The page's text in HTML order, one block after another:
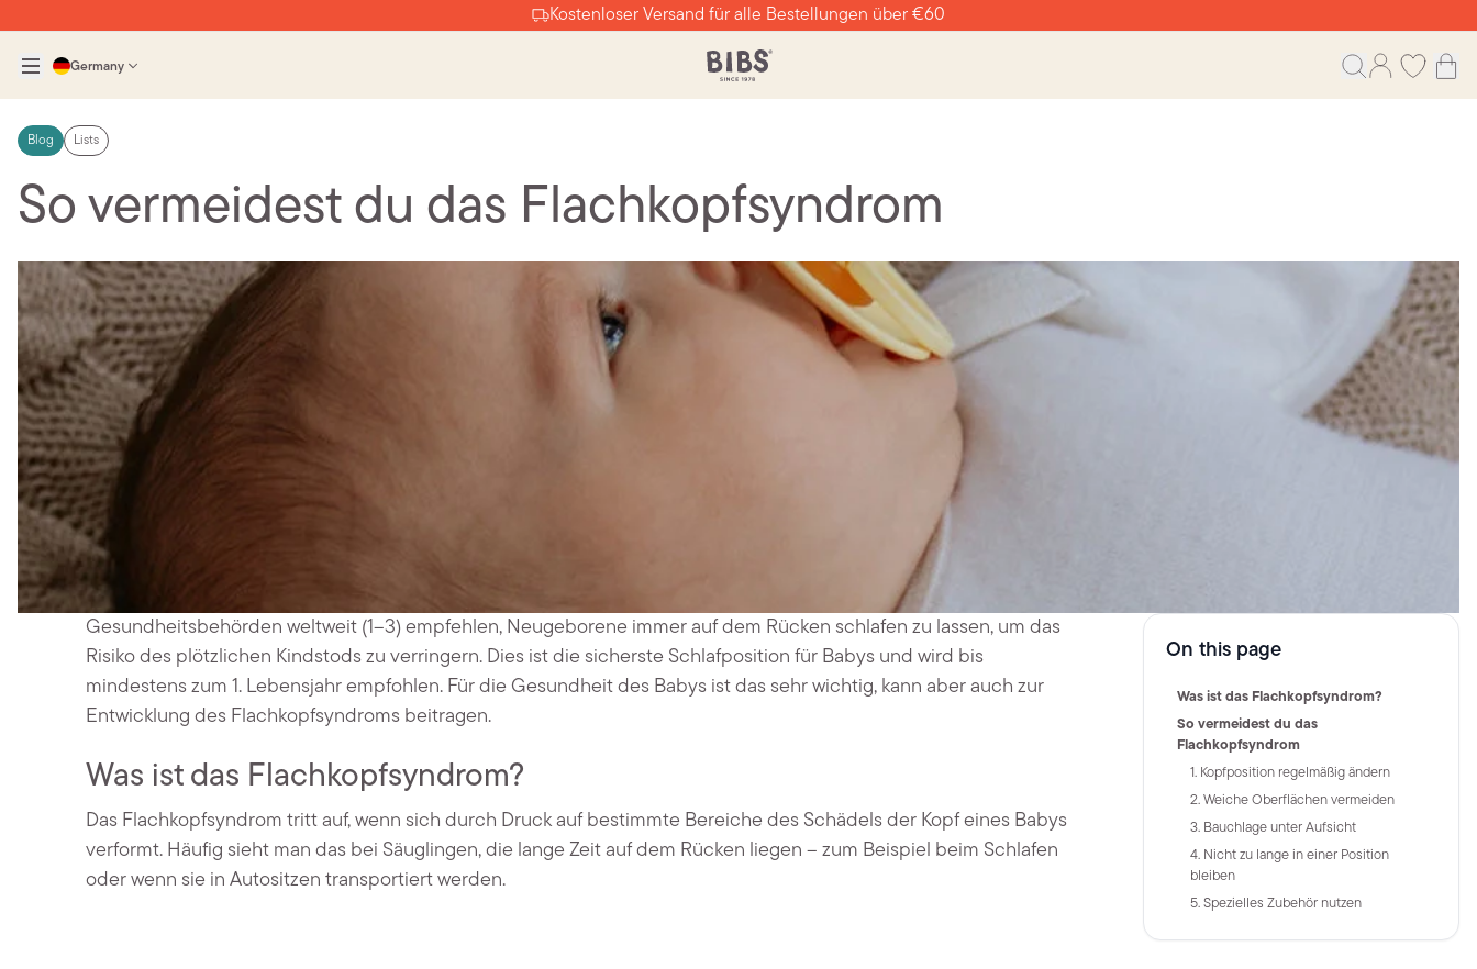
Kostenloser Versand für alle Bestellungen über €60
Germany
Blog Lists
So vermeidest du das Flachkopfsyndrom
Gesundheitsbehörden weltweit (1–3) empfehlen, Neugeborene immer auf dem Rücken schlafen zu lassen, um das
Risiko des plötzlichen Kindstods zu verringern. Dies ist die sicherste Schlafposition für Babys und wird bis
mindestens zum 1. Lebensjahr empfohlen. Für die Gesundheit des Babys ist das sehr wichtig, kann aber auch zur
Entwicklung des Flachkopfsyndroms beitragen.
Was ist das Flachkopfsyndrom?
Das Flachkopfsyndrom tritt auf, wenn sich durch Druck auf bestimmte Bereiche des Schädels der Kopf eines Babys
verformt. Häufig sieht man das bei Säuglingen, die lange Zeit auf dem Rücken liegen – zum Beispiel beim Schlafen
oder wenn sie in Autositzen transportiert werden.
On this page
Was ist das Flachkopfsyndrom?
So vermeidest du das
Flachkopfsyndrom
1. Kopfposition regelmäßig ändern
2. Weiche Oberflächen vermeiden
3. Bauchlage unter Aufsicht
4. Nicht zu lange in einer Position
bleiben
5. Spezielles Zubehör nutzen